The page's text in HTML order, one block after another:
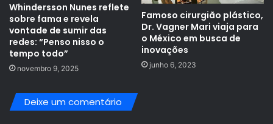
Whindersson Nunes reflete
sobre fama e revela
vontade de sumir das
redes: “Penso nisso o
tempo todo”
novembro 9, 2025
Famoso cirurgião plástico,
Dr. Vagner Mari viaja para
o México em busca de
inovações
junho 6, 2023
Deixe um comentário